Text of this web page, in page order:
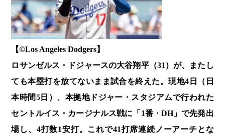
【©️Los Angeles Dodgers】
ロサンゼルス・ドジャースの大谷翔平（31）が、またし
ても本塁打を放てないまま試合を終えた。現地4日（日
本時間5日）、本拠地ドジャー・スタジアムで行われた
セントルイス・カージナルス戦に「1番・DH」で先発出
場し、4打数1安打。 これで41打席連続ノーアーチとな